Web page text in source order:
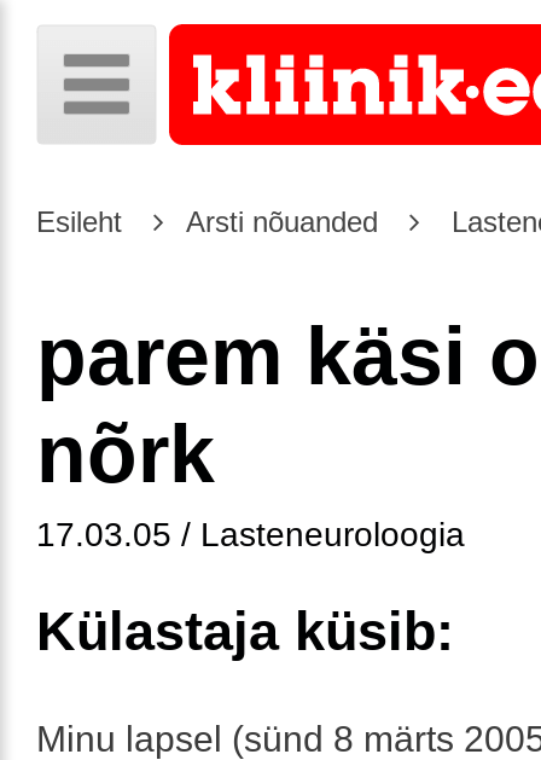
Esileht Arsti nõuanded
parem käsi
nõrk
17.03.05 / Lasteneuroloogia
Külastaja küsib:
Minu lapsel (sünd 8 märts